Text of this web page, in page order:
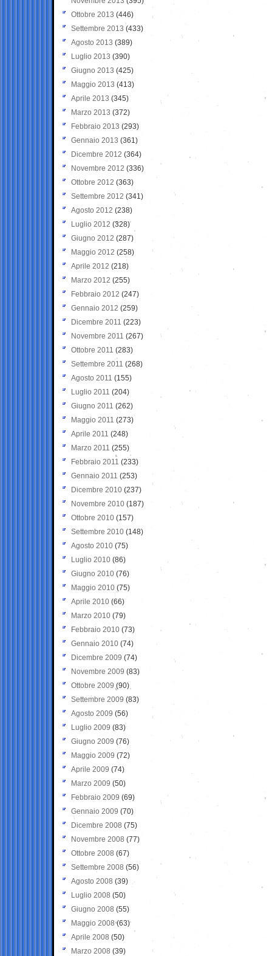
Ottobre 2013 (446)
Settembre 2013 (433)
Agosto 2013 (389)
Luglio 2013 (390)
Giugno 2013 (425)
Maggio 2013 (413)
Aprile 2013 (345)
Marzo 2013 (372)
Febbraio 2013 (293)
Gennaio 2013 (361)
Dicembre 2012 (364)
Novembre 2012 (336)
Ottobre 2012 (363)
Settembre 2012 (341)
Agosto 2012 (238)
Luglio 2012 (328)
Giugno 2012 (287)
Maggio 2012 (258)
Aprile 2012 (218)
Marzo 2012 (255)
Febbraio 2012 (247)
Gennaio 2012 (259)
Dicembre 2011 (223)
Novembre 2011 (267)
Ottobre 2011 (283)
Settembre 2011 (268)
Agosto 2011 (155)
Luglio 2011 (204)
Giugno 2011 (262)
Maggio 2011 (273)
Aprile 2011 (248)
Marzo 2011 (255)
Febbraio 2011 (233)
Gennaio 2011 (253)
Dicembre 2010 (237)
Novembre 2010 (187)
Ottobre 2010 (157)
Settembre 2010 (148)
Agosto 2010 (75)
Luglio 2010 (86)
Giugno 2010 (76)
Maggio 2010 (75)
Aprile 2010 (66)
Marzo 2010 (79)
Febbraio 2010 (73)
Gennaio 2010 (74)
Dicembre 2009 (74)
Novembre 2009 (83)
Ottobre 2009 (90)
Settembre 2009 (83)
Agosto 2009 (56)
Luglio 2009 (83)
Giugno 2009 (76)
Maggio 2009 (72)
Aprile 2009 (74)
Marzo 2009 (50)
Febbraio 2009 (69)
Gennaio 2009 (70)
Dicembre 2008 (75)
Novembre 2008 (77)
Ottobre 2008 (67)
Settembre 2008 (56)
Agosto 2008 (39)
Luglio 2008 (50)
Giugno 2008 (55)
Maggio 2008(63)
Aprile 2008 (50)
Marzo 2008 (39)